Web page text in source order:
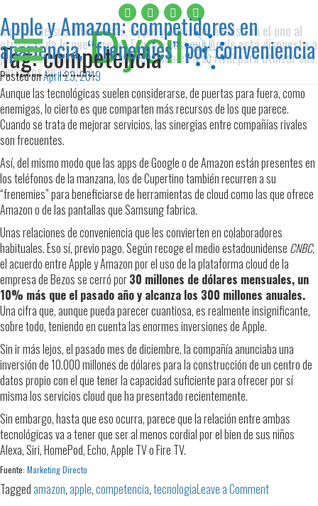
Tag:competencia
Apple y Amazon: competidores en
apariencia, “frenemies” por conveniencia
Posted onApril 23, 2019
A pesar de sus diferencias, Apple y Amazone necesitan el uno al
otro más de lo que parece. Tanto es así que Apple está dispuesta a
pagar 30 millones de dólares mensuales a su rival para utilizar sus
servicios en la nube.
Aunque las tecnológicas suelen considerarse, de puertas para fuera, como
enemigas, lo cierto es que comparten más recursos de los que parece.
Cuando se trata de mejorar servicios, las sinergias entre compañías rivales
son frecuentes.
Así, del mismo modo que las apps de Google o de Amazon están presentes en
los teléfonos de la manzana, los de Cupertino también recurren a su
“frenemies” para beneficiarse de herramientas de cloud como las que ofrece
Amazon o de las pantallas que Samsung fabrica.
Unas relaciones de conveniencia que les convierten en colaboradores
habituales. Eso sí, previo pago. Según recoge el medio estadounidense CNBC,
el acuerdo entre Apple y Amazon por el uso de la plataforma cloud de la
empresa de Bezos se cerró por30 millones de dólares mensuales, un
10% más que el pasado año y alcanza los 300 millones anuales.
Una cifra que, aunque pueda parecer cuantiosa, es realmente insignificante,
sobre todo, teniendo en cuenta las enormes inversiones de Apple.
Sin ir más lejos, el pasado mes de diciembre, la compañía anunciaba una
inversión de 10.000 millones de dólares para la construcción de un centro de
datos propio con el que tener la capacidad suficiente para ofrecer por sí
misma los servicios cloud que ha presentado recientemente.
Sin embargo, hasta que eso ocurra, parece que la relación entre ambas
tecnológicas va a tener que ser al menos cordial por el bien de sus niños
Alexa, Siri, HomePod, Echo, Apple TV o Fire TV.
Fuente: Marketing Directo
Taggedamazon,apple,competencia,tecnologiaLeave a Commenton